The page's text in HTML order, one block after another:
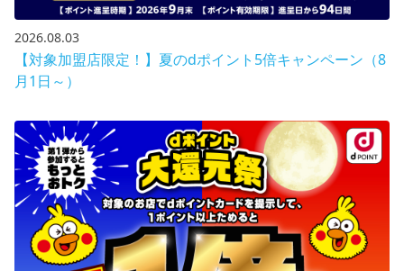
2026.08.03
【対象加盟店限定！】夏のdポイント5倍キャンペーン（8
月1日～）